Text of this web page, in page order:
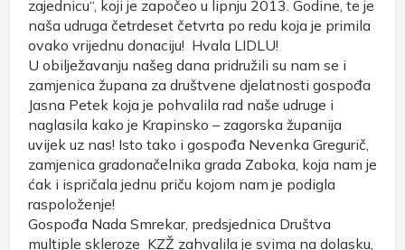
zajednicu“, koji je započeo u lipnju 2013. Godine, te je
naša udruga četrdeset četvrta po redu koja je primila
ovako vrijednu donaciju! Hvala LIDLU!
U obilježavanju našeg dana pridružili su nam se i
zamjenica župana za društvene djelatnosti gospođa
Jasna Petek koja je pohvalila rad naše udruge i
naglasila kako je Krapinsko – zagorska županija
uvijek uz nas! Isto tako i gospođa Nevenka Gregurič,
zamjenica gradonačelnika grada Zaboka, koja nam je
ćak i ispričala jednu priču kojom nam je podigla
raspoloženje!
Gospođa Nada Smrekar, predsjednica Društva
multiple skleroze KZŽ zahvalila je svima na dolasku,